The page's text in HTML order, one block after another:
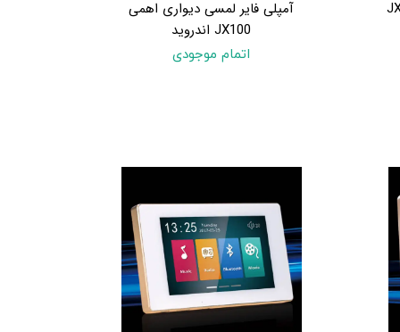
آمپلی فایر لمسی دیواری اهمی
JX100 اندروید
اتمام موجودی